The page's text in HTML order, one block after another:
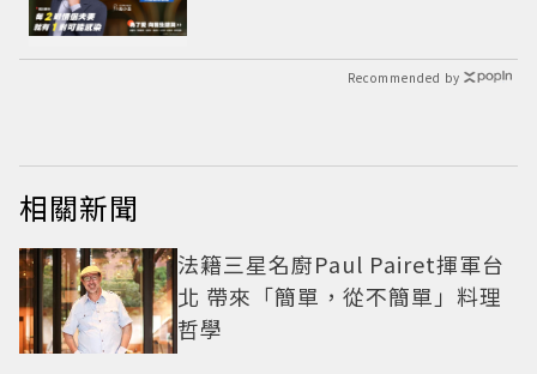
Recommended by
相關新聞
法籍三星名廚Paul Pairet揮軍台
北 帶來「簡單，從不簡單」料理
哲學